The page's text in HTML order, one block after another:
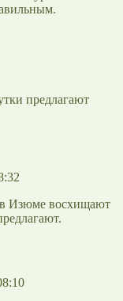
предлагают
Изюме восхищают